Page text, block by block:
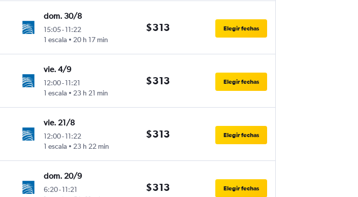
dom. 30/8
15:05-11:22
1 escala
20 h 17 min
$313 Elegir fechas
vie. 4/9
12:00-11:21
1 escala
23 h 21 min
$313 Elegir fechas
vie. 21/8
12:00-11:22
1 escala
23 h 22 min
$313 Elegir fechas
dom. 20/9
6:20-11:21
$313 Elegir fechas